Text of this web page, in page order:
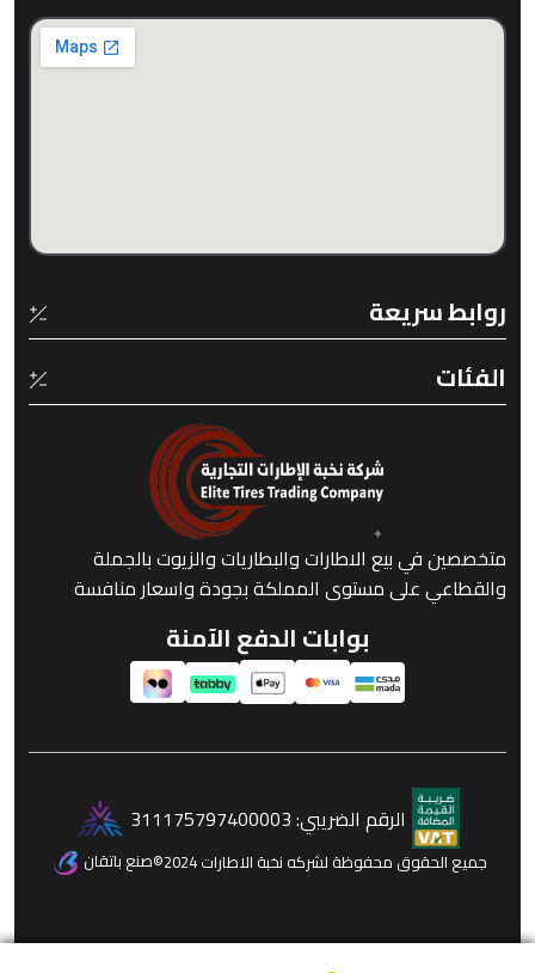
روابط سريعة
الفئات
متخصصين في بيع الاطارات والبطاريات والزيوت بالجملة
والقطاعي على مستوى المملكة بجودة واسعار منافسة
بوابات الدفع الآمنة
جميع الحقوق محفوظة لشركه نخبة الاطارات 2024 ©صنع باتقان
الرقم الضريبي:311175797400003